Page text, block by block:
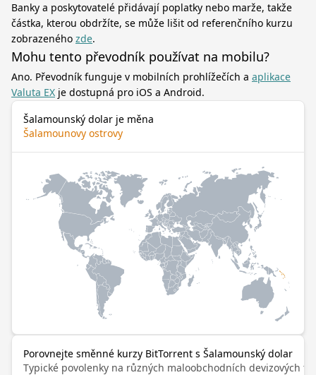
Banky a poskytovatelé přidávají poplatky nebo marže, takže
částka, kterou obdržíte, se může lišit od referenčního kurzu
zobrazeného zde.
Mohu tento převodník používat na mobilu?
Ano. Převodník funguje v mobilních prohlížečích a aplikace
Valuta EX je dostupná pro iOS a Android.
Šalamounský dolar je měna
Šalamounovy ostrovy
Porovnejte směnné kurzy BitTorrent s Šalamounský dolar
Typické povolenky na různých maloobchodních devizových